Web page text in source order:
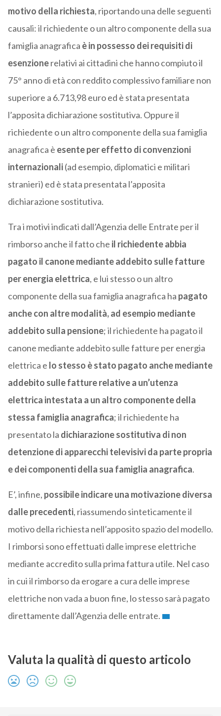
motivo della richiesta, riportando una delle seguenti
causali: il richiedente o un altro componente della sua
famiglia anagrafica è in possesso dei requisiti di
esenzionerelativi ai cittadini che hanno compiuto il
75° anno di età con reddito complessivo familiare non
superiore a 6.713,98 euro ed è stata presentata
l’apposita dichiarazione sostitutiva. Oppure il
richiedente o un altro componente della sua famiglia
anagrafica è esente per effetto di convenzioni
internazionali(ad esempio, diplomatici e militari
stranieri) ed è stata presentata l’apposita
dichiarazione sostitutiva.
Tra i motivi indicati dall’Agenzia delle Entrate per il
rimborso anche il fatto che il richiedente abbia
pagato il canone mediante addebito sulle fatture
per energia elettrica, e lui stesso o un altro
componente della sua famiglia anagrafica ha pagato
anche con altre modalità, ad esempio mediante
addebito sulla pensione; il richiedente ha pagato il
canone mediante addebito sulle fatture per energia
elettrica e lo stesso è stato pagato anche mediante
addebito sulle fatture relative a un’utenza
elettrica intestata a un altro componente della
stessa famiglia anagrafica; il richiedente ha
presentato la dichiarazione sostitutiva di non
detenzione di apparecchi televisivi da parte propria
e dei componenti della sua famiglia anagrafica.
E’, infine, possibile indicare una motivazione diversa
dalle precedenti, riassumendo sinteticamente il
motivo della richiesta nell’apposito spazio del modello.
I rimborsi sono effettuati dalle imprese elettriche
mediante accredito sulla prima fattura utile. Nel caso
in cui il rimborso da erogare a cura delle imprese
elettriche non vada a buon fine, lo stesso sarà pagato
direttamente dall’Agenzia delle entrate.
Valuta la qualità di questo articolo